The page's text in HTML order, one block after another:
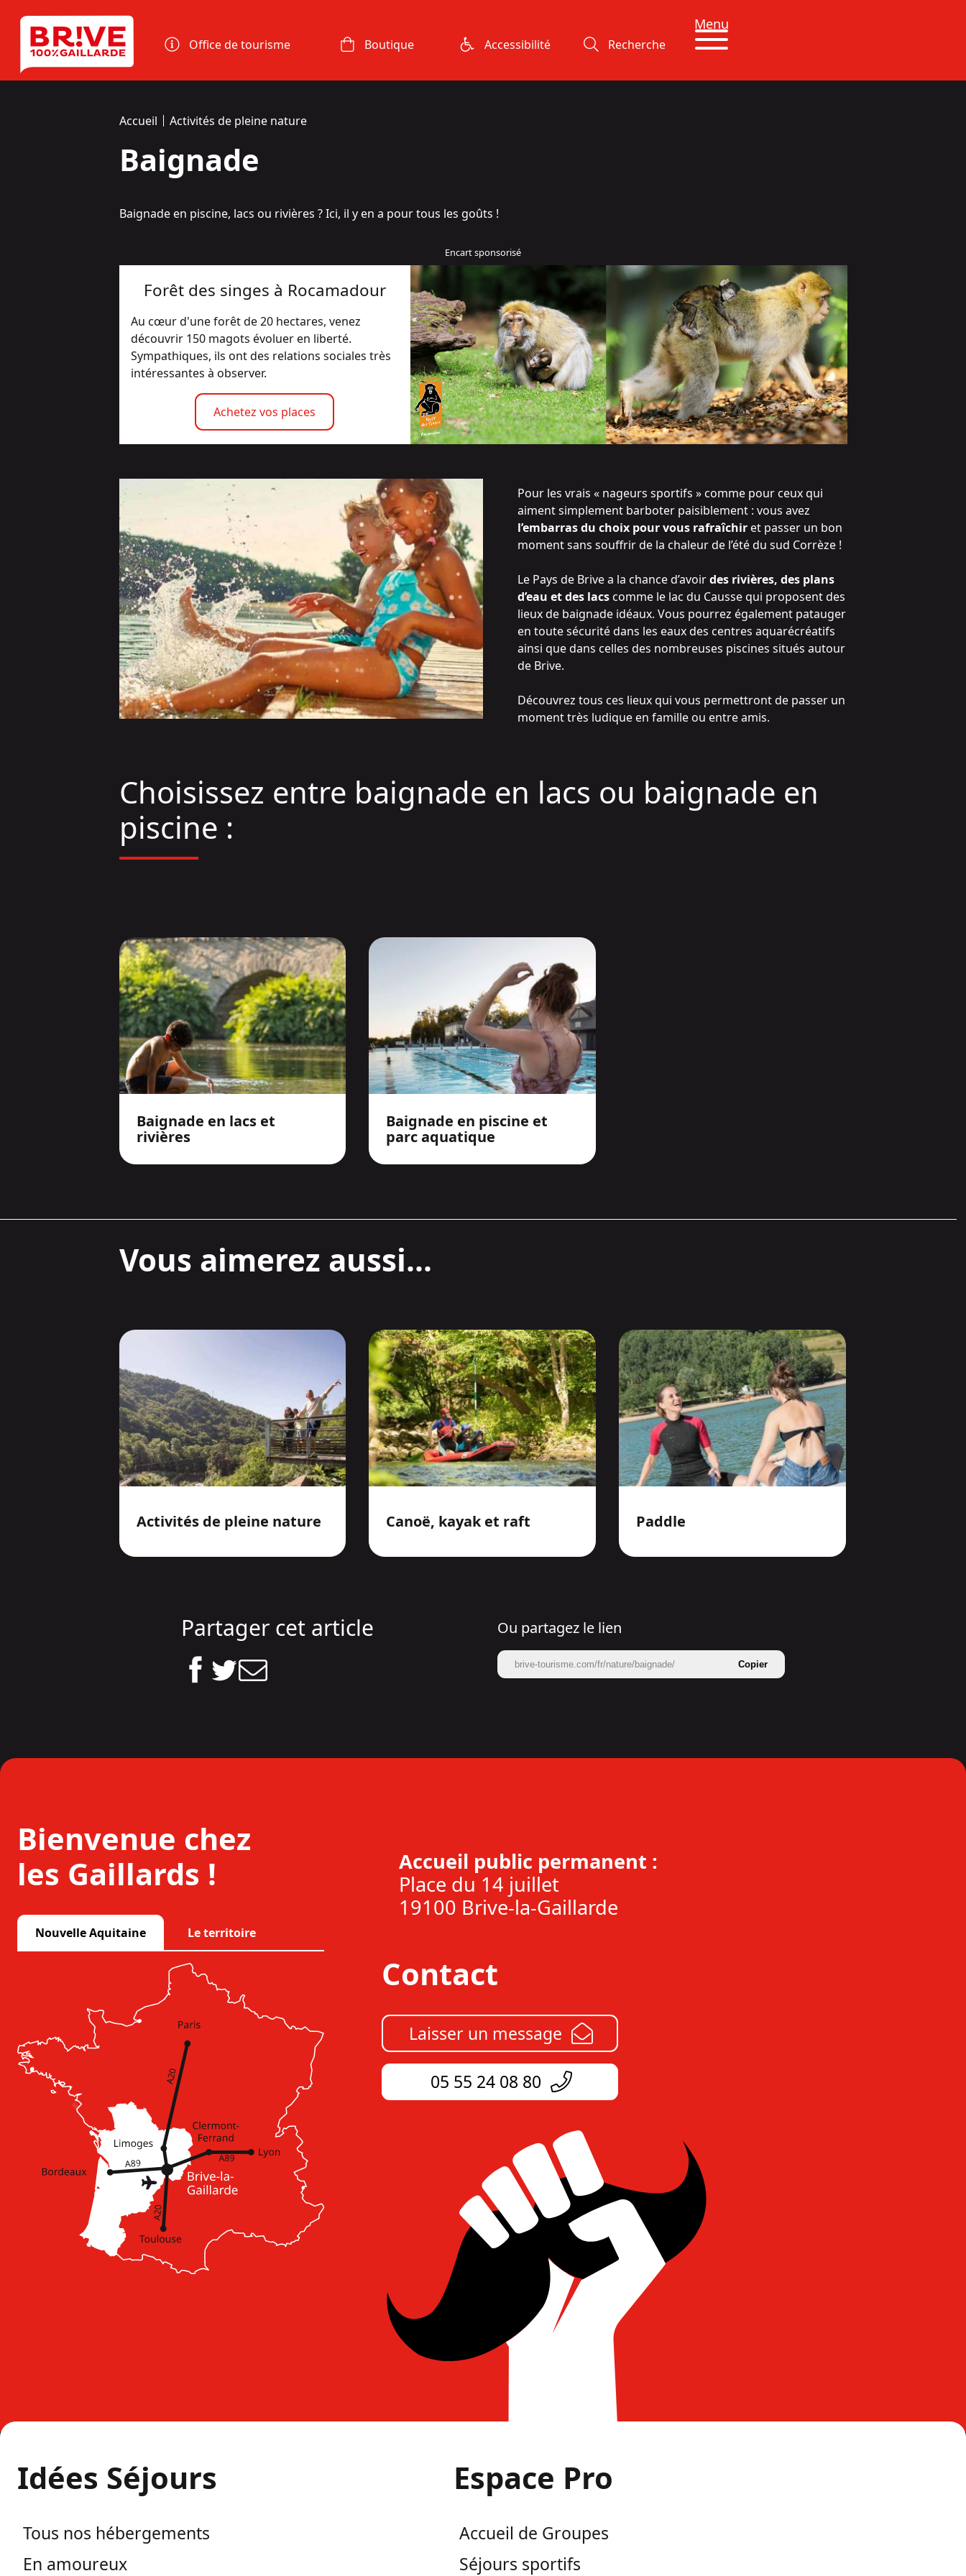
Office de tourisme Boutique Accessibilité Recherche
Menu
Accueil Activités de pleine nature
Baignade
Baignade en piscine, lacs ou rivières ? Ici, il y en a pour tous les goûts !
Forêt des singes à Rocamadour
Au cœur d'une forêt de 20 hectares, venez
découvrir 150 magots évoluer en liberté.
Sympathiques, ils ont des relations sociales très
intéressantes à observer.
Achetez vos places
Pour les vrais « nageurs sportifs » comme pour ceux qui
aiment simplement barboter paisiblement : vous avez
l’embarras du choix pour vous rafraîchir et passer un bon
moment sans souffrir de la chaleur de l’été du sud Corrèze !
Le Pays de Brive a la chance d’avoirdes rivières, des plans
d’eau et des lacs comme le lac du Caussequi proposent des
lieux de baignade idéaux. Vous pourrez également patauger
en toute sécurité dans les eaux des centres aquarécréatifs
ainsi que dans celles des nombreuses piscines situés autour
de Brive.
Découvrez tous ces lieux qui vous permettront de passer un
moment très ludique en famille ou entre amis.
Choisissez entre baignade en lacs ou baignade en
piscine :
Baignade en lacs et
rivières
Baignade en piscine et
parc aquatique
Vous aimerez aussi...
Activités de pleine nature Canoë, kayak et raft Paddle
Partager cet article Ou partagez le lien
brive-tourisme.com/fr/nature/baignade/ Copier
Bienvenue chez
les Gaillards !
Nouvelle Aquitaine Le territoire
Accueil public permanent :
Place du 14 juillet
19100 Brive-la-Gaillarde
Contact
Laisser un message
05 55 24 08 80
Idées Séjours
Tous nos hébergements
En amoureux
Espace Pro
Accueil de Groupes
Séjours sportifs